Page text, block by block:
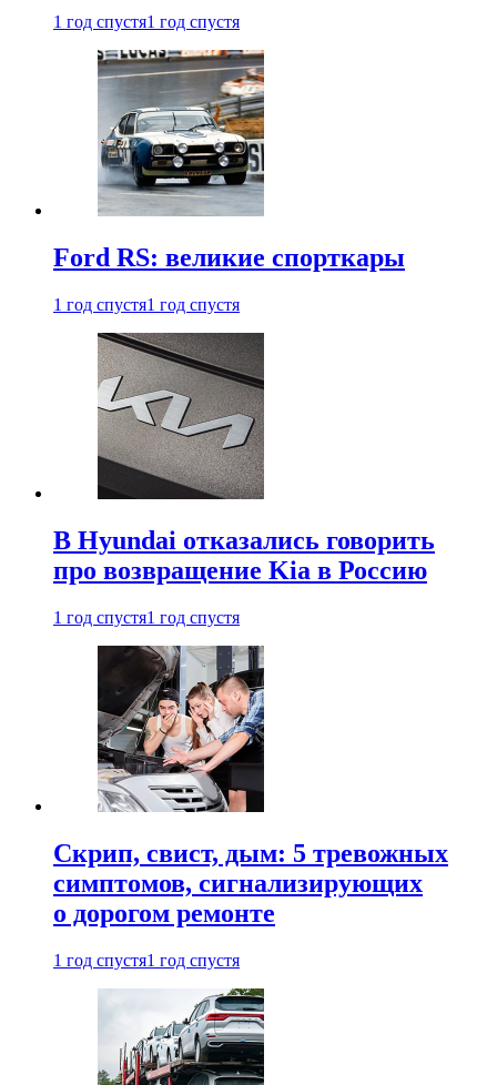
1 год спустя1 год спустя
Ford RS: великие спорткары
1 год спустя1 год спустя
В Hyundai отказались говорить
про возвращение Kia в Россию
1 год спустя1 год спустя
Скрип, свист, дым: 5 тревожных
симптомов, сигнализирующих
о дорогом ремонте
1 год спустя1 год спустя